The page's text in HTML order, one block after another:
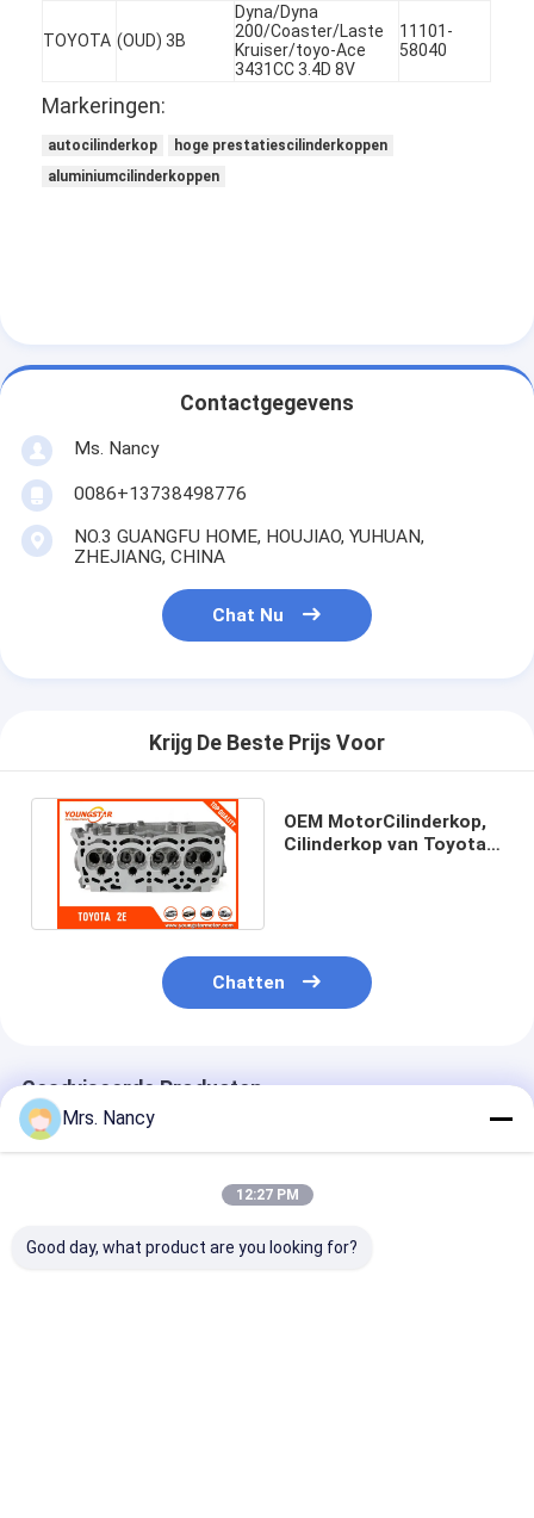
Producten
Neem contact met ons op
VOLLEDIGE CILINDERKOP
MotorCilinderkop
Motornokkenas
Motor van een autokleppen
Cilinderkopreparaties
TRAPASkatrol
TOYOTA (OUD) 3B
Dyna/Dyna
200/Coaster/Laste
Kruiser/toyo-Ace
3431CC 3.4D 8V
11101-
58040
Markeringen:
autocilinderkop
hoge prestatiescilinderkoppen
aluminiumcilinderkoppen
Contactgegevens
Ms. Nancy
0086+13738498776
NO.3 GUANGFU HOME, HOUJIAO, YUHUAN,
ZHEJIANG, CHINA
Chat Nu
Krijg De Beste Prijs Voor
OEM MotorCilinderkop,
Cilinderkop van Toyota
Chatten
Geadviseerde Producten
Mrs. Nancy
12:27 PM
Good day, what product are you looking for?